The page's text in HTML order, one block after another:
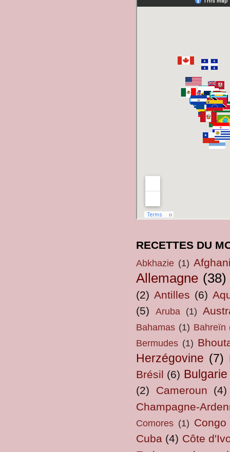
RECETTES DU
Abkhazie (1)
Allemagne (38)
(2) Antilles (6)
(5)
Aruba (1)
Bahamas (1) Bahreïn
Bermudes (1)
Herzégovine (7)
Brésil (6) Bulgarie
(2) Cameroun
(4)
Champagne-
Comores (1) Congo
Cuba (4) Côte